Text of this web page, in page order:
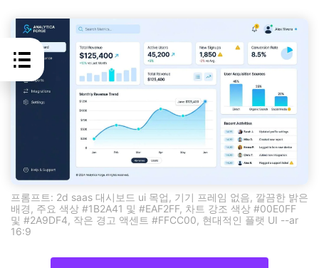
프롬프트: 2d saas 대시보드 ui 목업, 기기 프레임 없음, 깔끔한 밝은
배경, 주요 색상 #1B2A41 및 #EAF2FF, 차트 강조 색상 #00E0FF
및 #2A9DF4, 작은 경고 액센트 #FFCC00, 현대적인 플랫 UI --ar
16:9